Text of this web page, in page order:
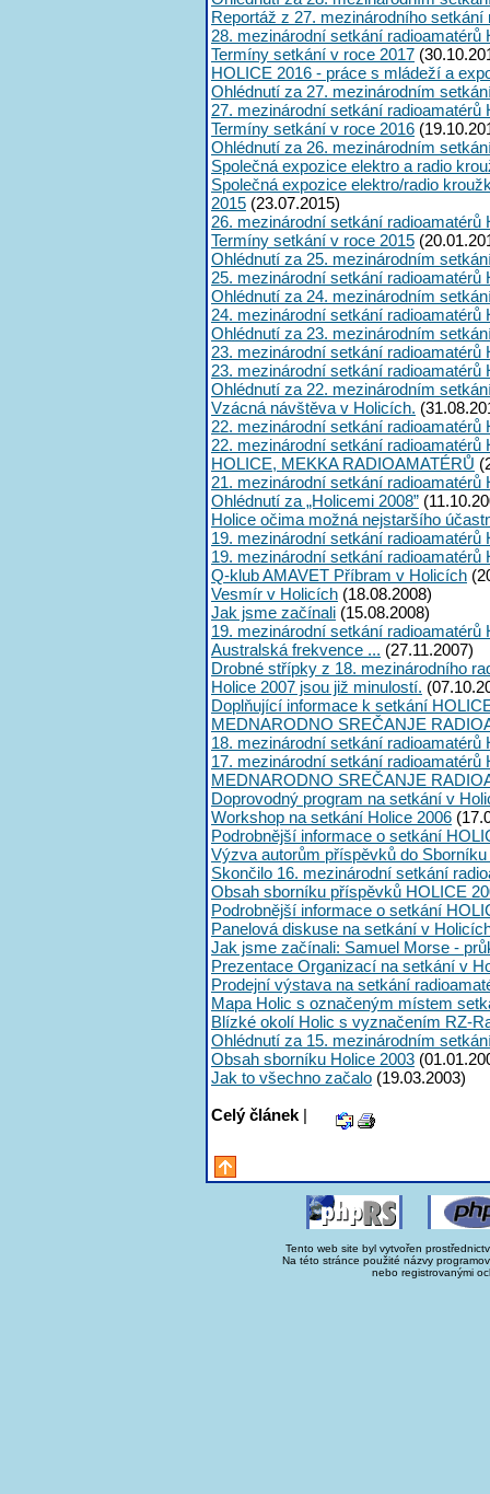
Reportáž z 27. mezinárodního setkání
28. mezinárodní setkání radioamatérů
Termíny setkání v roce 2017
HOLICE 2016 - práce s mládeží a
Ohlédnutí za 27. mezinárodním
27. mezinárodní setkání radioamatérů
Termíny setkání v roce 2016
Ohlédnutí za 26. mezinárodním
Společná expozice elektro a radio
Společná expozice elektro/radio
2015 (23.07.2015)
26. mezinárodní setkání radioamatérů
Termíny setkání v roce 2015
Ohlédnutí za 25. mezinárodním
25. mezinárodní setkání radioamatérů
Ohlédnutí za 24. mezinárodním
24. mezinárodní setkání radioamatérů
Ohlédnutí za 23. mezinárodním
23. mezinárodní setkání
23. mezinárodní setkání radioamatérů
Ohlédnutí za 22. mezinárodním
Vzácná návštěva v Holicích.
22. mezinárodní setkání
22. mezinárodní setkání radioamatérů
HOLICE, MEKKA RADIOAMATÉRŮ
21. mezinárodní setkání radioamatérů
Ohlédnutí za „Holicemi 2008”
Holice očima možná nejstaršího
19. mezinárodní setkání radioamatérů
19. mezinárodní setkání
Q-klub AMAVET Příbram v Holicích
Vesmír v Holicích (18.08.2008)
Jak jsme začínali (15.08.2008)
19. mezinárodní setkání
Australská frekvence ... (27.11.2007)
Drobné střípky z 18. mezinárodního
Holice 2007 jsou již minulostí.
Doplňující informace k setkání
MEDNARODNO SREČANJE
18. mezinárodní setkání radioamatérů
17. mezinárodní setkání radioamatérů
MEDNARODNO SREČANJE
Doprovodný program na setkání v
Workshop na setkání Holice 2006
Podrobnější informace o setkání
Výzva autorům příspěvků do
Skončilo 16. mezinárodní setkání
Obsah sborníku příspěvků HOLICE
Podrobnější informace o setkání
Panelová diskuse na setkání v
Jak jsme začínali: Samuel Morse -
Prezentace Organizací na setkání v
Prodejní výstava na setkání
Mapa Holic s označeným místem
Blízké okolí Holic s vyznačením RZ-
Ohlédnutí za 15. mezinárodním
Obsah sborníku Holice 2003
Jak to všechno začalo (19.03.2003)
Celý článek |
Tento web site byl vytvořen
Na této stránce použité názvy
nebo registrovanými